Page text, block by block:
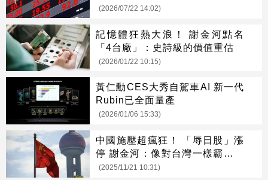
(2026/07/22 14:02)
記憶體狂熱大浪！ 謝金河點名
「4台廠」：史詩級的價值重估
(2026/01/22 10:15)
黃仁勳CES大秀自駕車AI 新一代
Rubin已全面量產
(2026/01/06 15:33)
中國施壓超瘋狂！ 「辱日股」漲
停 謝金河：像對台灣一樣霸凌日
本
(2025/11/21 10:31)